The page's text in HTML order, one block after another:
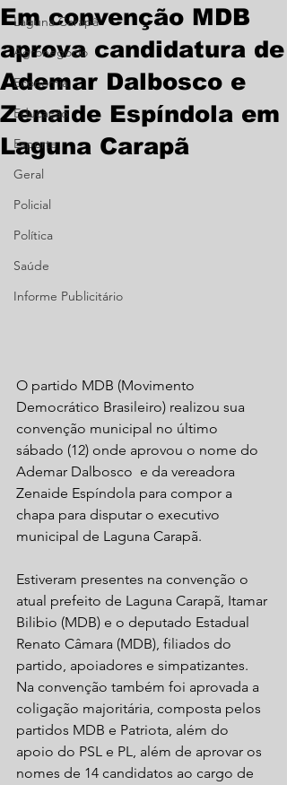
Laguna Carapã
Agronegócio
Economia
Educação
Esporte
Geral
Policial
Política
Saúde
Informe Publicitário
Em convenção MDB
aprova candidatura de
Ademar Dalbosco e
Zenaide Espíndola em
Laguna Carapã
O partido MDB (Movimento
Democrático Brasileiro) realizou sua
convenção municipal no último
sábado (12) onde aprovou o nome do
Ademar Dalbosco  e da vereadora
Zenaide Espíndola para compor a
chapa para disputar o executivo
municipal de Laguna Carapã.
Estiveram presentes na convenção o
atual prefeito de Laguna Carapã, Itamar
Bilibio (MDB) e o deputado Estadual
Renato Câmara (MDB), filiados do
partido, apoiadores e simpatizantes.
Na convenção também foi aprovada a
coligação majoritária, composta pelos
partidos MDB e Patriota, além do
apoio do PSL e PL, além de aprovar os
nomes de 14 candidatos ao cargo de